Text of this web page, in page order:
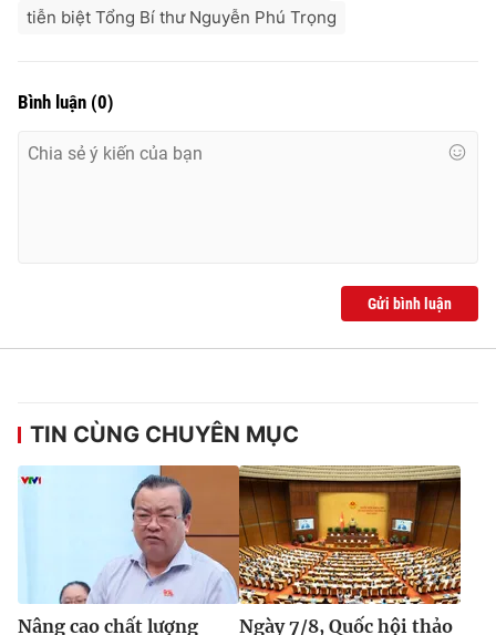
tiễn biệt Tổng Bí thư Nguyễn Phú Trọng
Bình luận (0)
Gửi bình luận
TIN CÙNG CHUYÊN MỤC
Nâng cao chất lượng
Ngày 7/8, Quốc hội thảo